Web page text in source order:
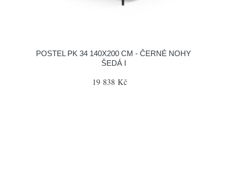
POSTEL PK 34 140X200 CM - ČERNÉ NOHY
ŠEDÁ I
19 838 Kč